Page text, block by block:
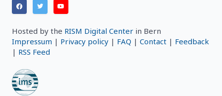
Hosted by the RISM Digital Center in Bern
Impressum | Privacy policy | FAQ | Contact | Feedback
| RSS Feed